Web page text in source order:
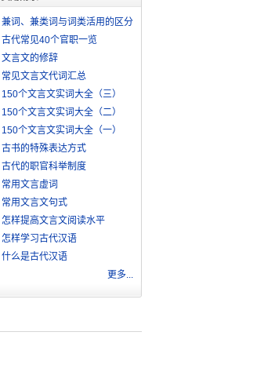
兼词、兼类词与词类活用的区分
古代常见40个官职一览
文言文的修辞
常见文言文代词汇总
150个文言文实词大全（三）
150个文言文实词大全（二）
150个文言文实词大全（一）
古书的特殊表达方式
古代的职官科举制度
常用文言虚词
常用文言文句式
怎样提高文言文阅读水平
怎样学习古代汉语
什么是古代汉语
更多...